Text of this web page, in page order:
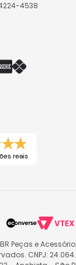
4538
reais
Peças e
CNPJ: